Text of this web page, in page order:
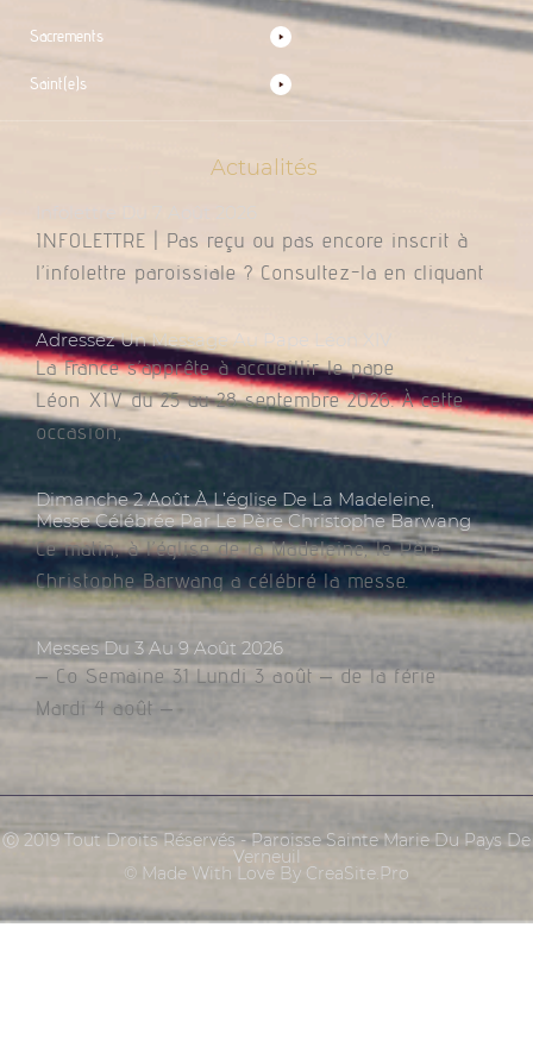
Sacrements
Saint(e)s
Actualités
INFOLETTRE | Pas reçu ou pas encore inscrit à
l’infolettre paroissiale ? Consultez-la en cliquant
Adressez Un Message Au Pape Léon XIV
La France s’apprête à accueillir le pape
Léon XIV du 25 au 28 septembre 2026. À cette
occasion,
Dimanche 2 Août À L’église De La Madeleine,
Messe Célébrée Par Le Père Christophe Barwang
Ce matin, à l’église de la Madeleine, le Père
Christophe Barwang a célébré la messe.
Messes Du 3 Au 9 Août 2026
– Co Semaine 31 Lundi 3 août – de la férie
Mardi 4 août –
Ⓒ 2019 Tout Droits Réservés - Paroisse Sainte Marie Du Pays De
Verneuil
© Made With Love By CreaSite.Pro